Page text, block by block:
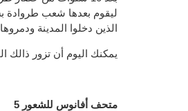
ليقوم بعدها شعب طروادة
الذين دخلوا المدينة ودمروها
يمكنك اليوم أن تزور
5 متحف أفانوس للشعور